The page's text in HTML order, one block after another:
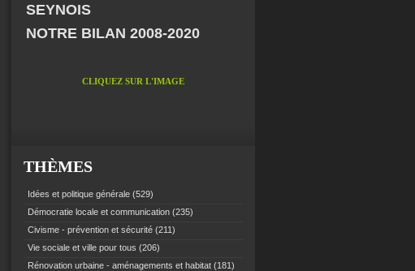
SEYNOIS
NOTRE BILAN 2008-2020
CLIQUEZ SUR L'IMAGE
THÈMES
Idées et politique générale (529)
Démocratie locale et communication (235)
Civisme - prévention et sécurité (211)
Vie sociale et ville pour tous (206)
Rénovation urbaine - aménagements et habitat (181)